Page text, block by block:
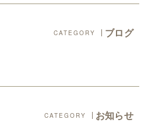
ブログ
お知らせ